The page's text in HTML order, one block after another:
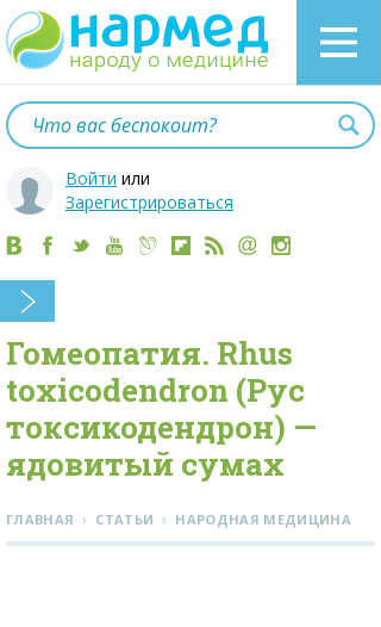
Войти или
Зарегистрироваться
Гомеопатия. Rhus
toxicodendron (Рус
токсикодендрон) —
ядовитый сумах
ГЛАВНАЯ › СТАТЬИ › НАРОДНАЯ МЕДИЦИНА